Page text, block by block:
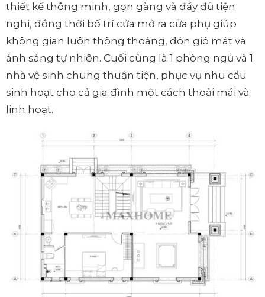
thiết kế thông minh, gọn gàng và đầy đủ tiện
nghi, đồng thời bố trí cửa mở ra cửa phụ giúp
không gian luôn thông thoáng, đón gió mát và
ánh sáng tự nhiên. Cuối cùng là 1 phòng ngủ và 1
nhà vệ sinh chung thuận tiện, phục vụ nhu cầu
sinh hoạt cho cả gia đình một cách thoải mái và
linh hoạt.